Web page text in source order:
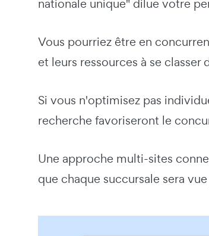
nationale unique" dilue votre
Vous pourriez être en
et leurs ressources à se
Si vous n'optimisez pas
recherche favoriseront le
Une approche multi-sites
que chaque succursale sera